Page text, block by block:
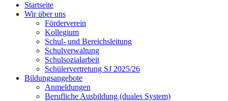
Startseite
Wir über uns
Förderverein
Kollegium
Schul- und Bereichsleitung
Schulverwaltung
Schulsozialarbeit
Schülervertretung SJ 2025/26
Bildungsangebote
Anmeldungen
Berufliche Ausbildung (duales System)